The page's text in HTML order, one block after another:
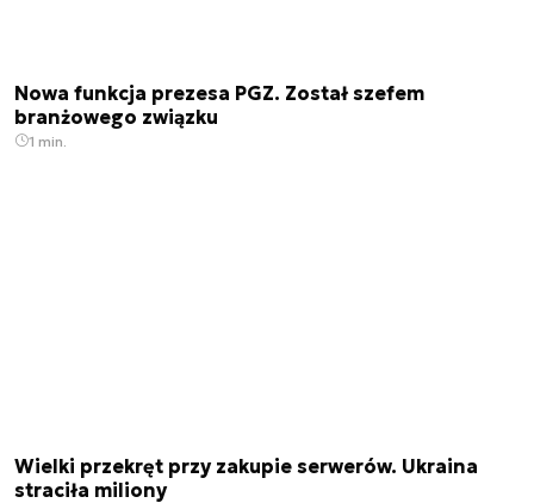
Nowa funkcja prezesa PGZ. Został szefem
branżowego związku
1 min.
Wielki przekręt przy zakupie serwerów. Ukraina
straciła miliony